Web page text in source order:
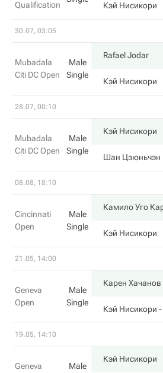
Qualification
Кэй Нисикори
30.07, 03:05
Mubadala
Citi DC Open
Male
Single
Rafael Jodar
Кэй Нисикори
28.07, 00:10
Mubadala
Citi DC Open
Male
Single
Кэй Нисикори
Шан Цзюньчэн
08.08, 18:10
Cincinnati
Open
Male
Single
Камило Уго
Кэй Нисикори
21.05, 14:00
Geneva
Open
Male
Single
Карен Хачанов
Кэй Нисикори -
19.05, 14:10
Geneva
Male
Кэй Нисикори